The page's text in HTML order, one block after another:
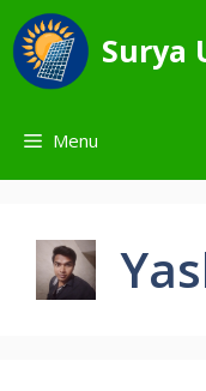
Skip
to
content
Surya
Menu